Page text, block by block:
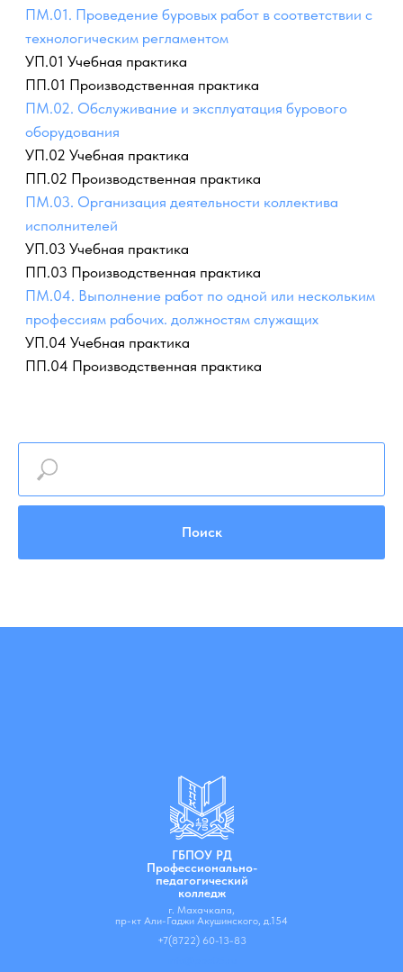
Поиск
ГБПОУ РД
Профессионально-
педагогический
колледж
г. Махачкала,
пр-кт Али-Гаджи Акушинского, д.154
+7(8722) 60-13-83